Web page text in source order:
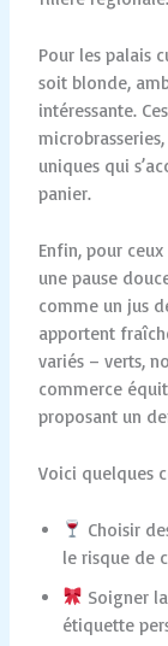
Pour les palais
soit blonde,
intéressante.
uniques qui
panier.
Enfin, pour
une pause
comme un jus
apportent
variés – verts,
commerce
proposant un
Voici quelques
Choisir
le risque de
Soigner
étiquette